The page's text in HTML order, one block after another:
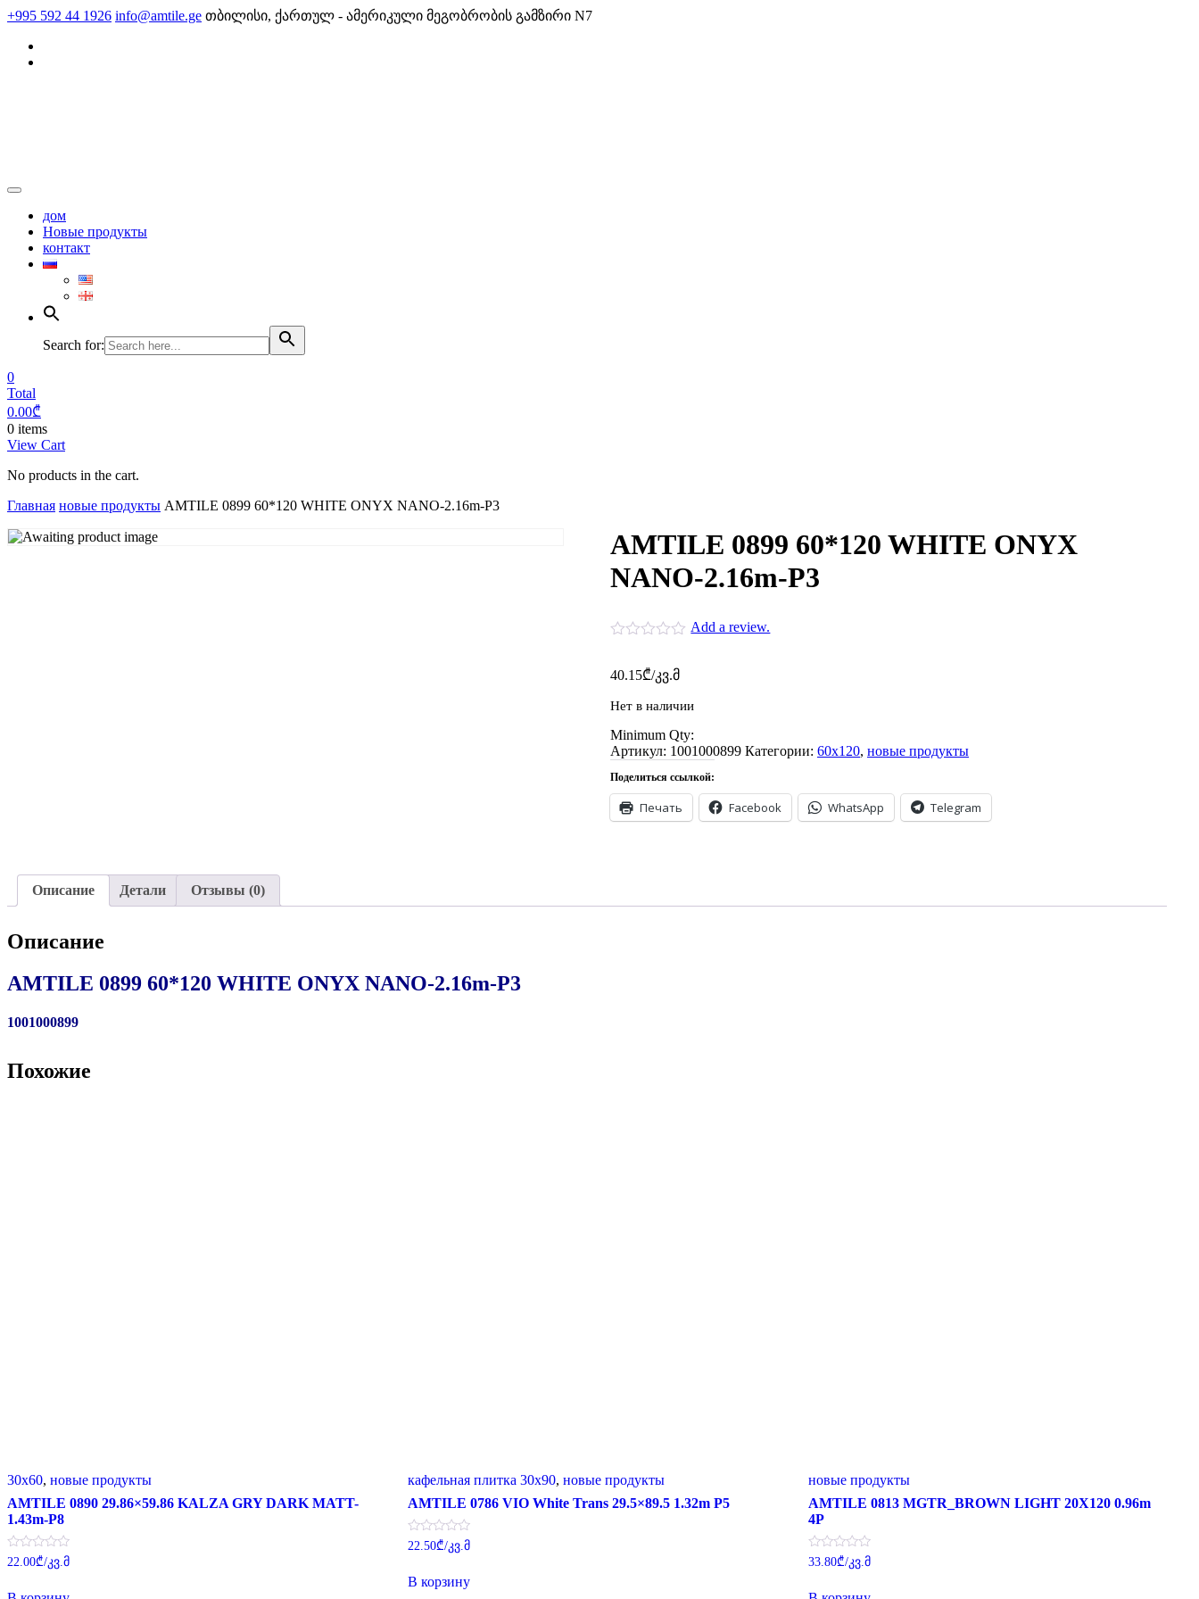
Skip
content
+995 592 44 1926 info@amtile.ge თბილისი, ქართულ - ამერიკული მეგობრობის გამზირი N7
дом
Новые продукты
контакт
Search for:
0
Total
0.00₾
0 items
View Cart
No products in the cart.
Главная новые продукты AMTILE 0899 60*120 WHITE ONYX NANO-2.16m-P3
AMTILE 0899 60*120 WHITE ONYX
NANO-2.16m-P3
Add a review.
40.15₾/კვ.მ
Нет в наличии
Minimum Qty:
Артикул: 1001000899 Категории: 60x120, новые продукты
Поделиться ссылкой:
Печать Facebook WhatsApp Telegram
Описание Детали Отзывы (0)
Описание
AMTILE 0899 60*120 WHITE ONYX NANO-2.16m-P3
1001000899
Похожие
30x60, новые продукты
AMTILE 0890 29.86×59.86 KALZA GRY DARK MATT-
1.43m-P8
Оценка
0
5
22.00₾/კვ.მ
кафельная плитка 30x90,новые продукты
AMTILE 0786 VIO White Trans 29.5×89.5 1.32m P5
Оценка
0
5
22.50₾/კვ.მ
В корзину
новые продукты
AMTILE 0813 MGTR_BROWN LIGHT 20X120 0.96m
4P
Оценка
0
5
33.80₾/კვ.მ